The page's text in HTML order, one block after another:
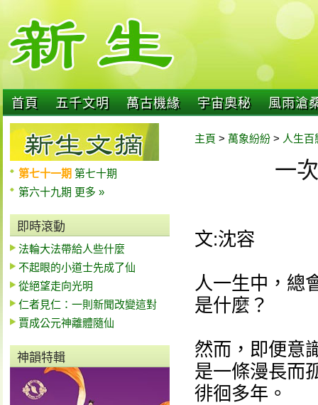
首頁 五千文明 萬古機緣 宇宙奧秘 風雨滄
第七十一期 第七十期
第六十九期 更多 »
即時滾動
法輪大法帶給人些什麼
不起眼的小道士先成了仙
從絕望走向光明
仁者見仁：一則新聞改變這對
賈成公元神離體隨仙
神韻特輯
主頁 > 萬象紛紛 > 人生百
一
文:沈容
人一生中，總
是什麼？
然而，即便意
是一條漫長而
徘徊多年。